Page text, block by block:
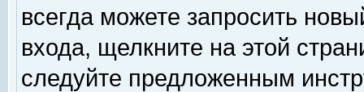
всегда можете запросить
входа, щелкните на этой
следуйте предложенным